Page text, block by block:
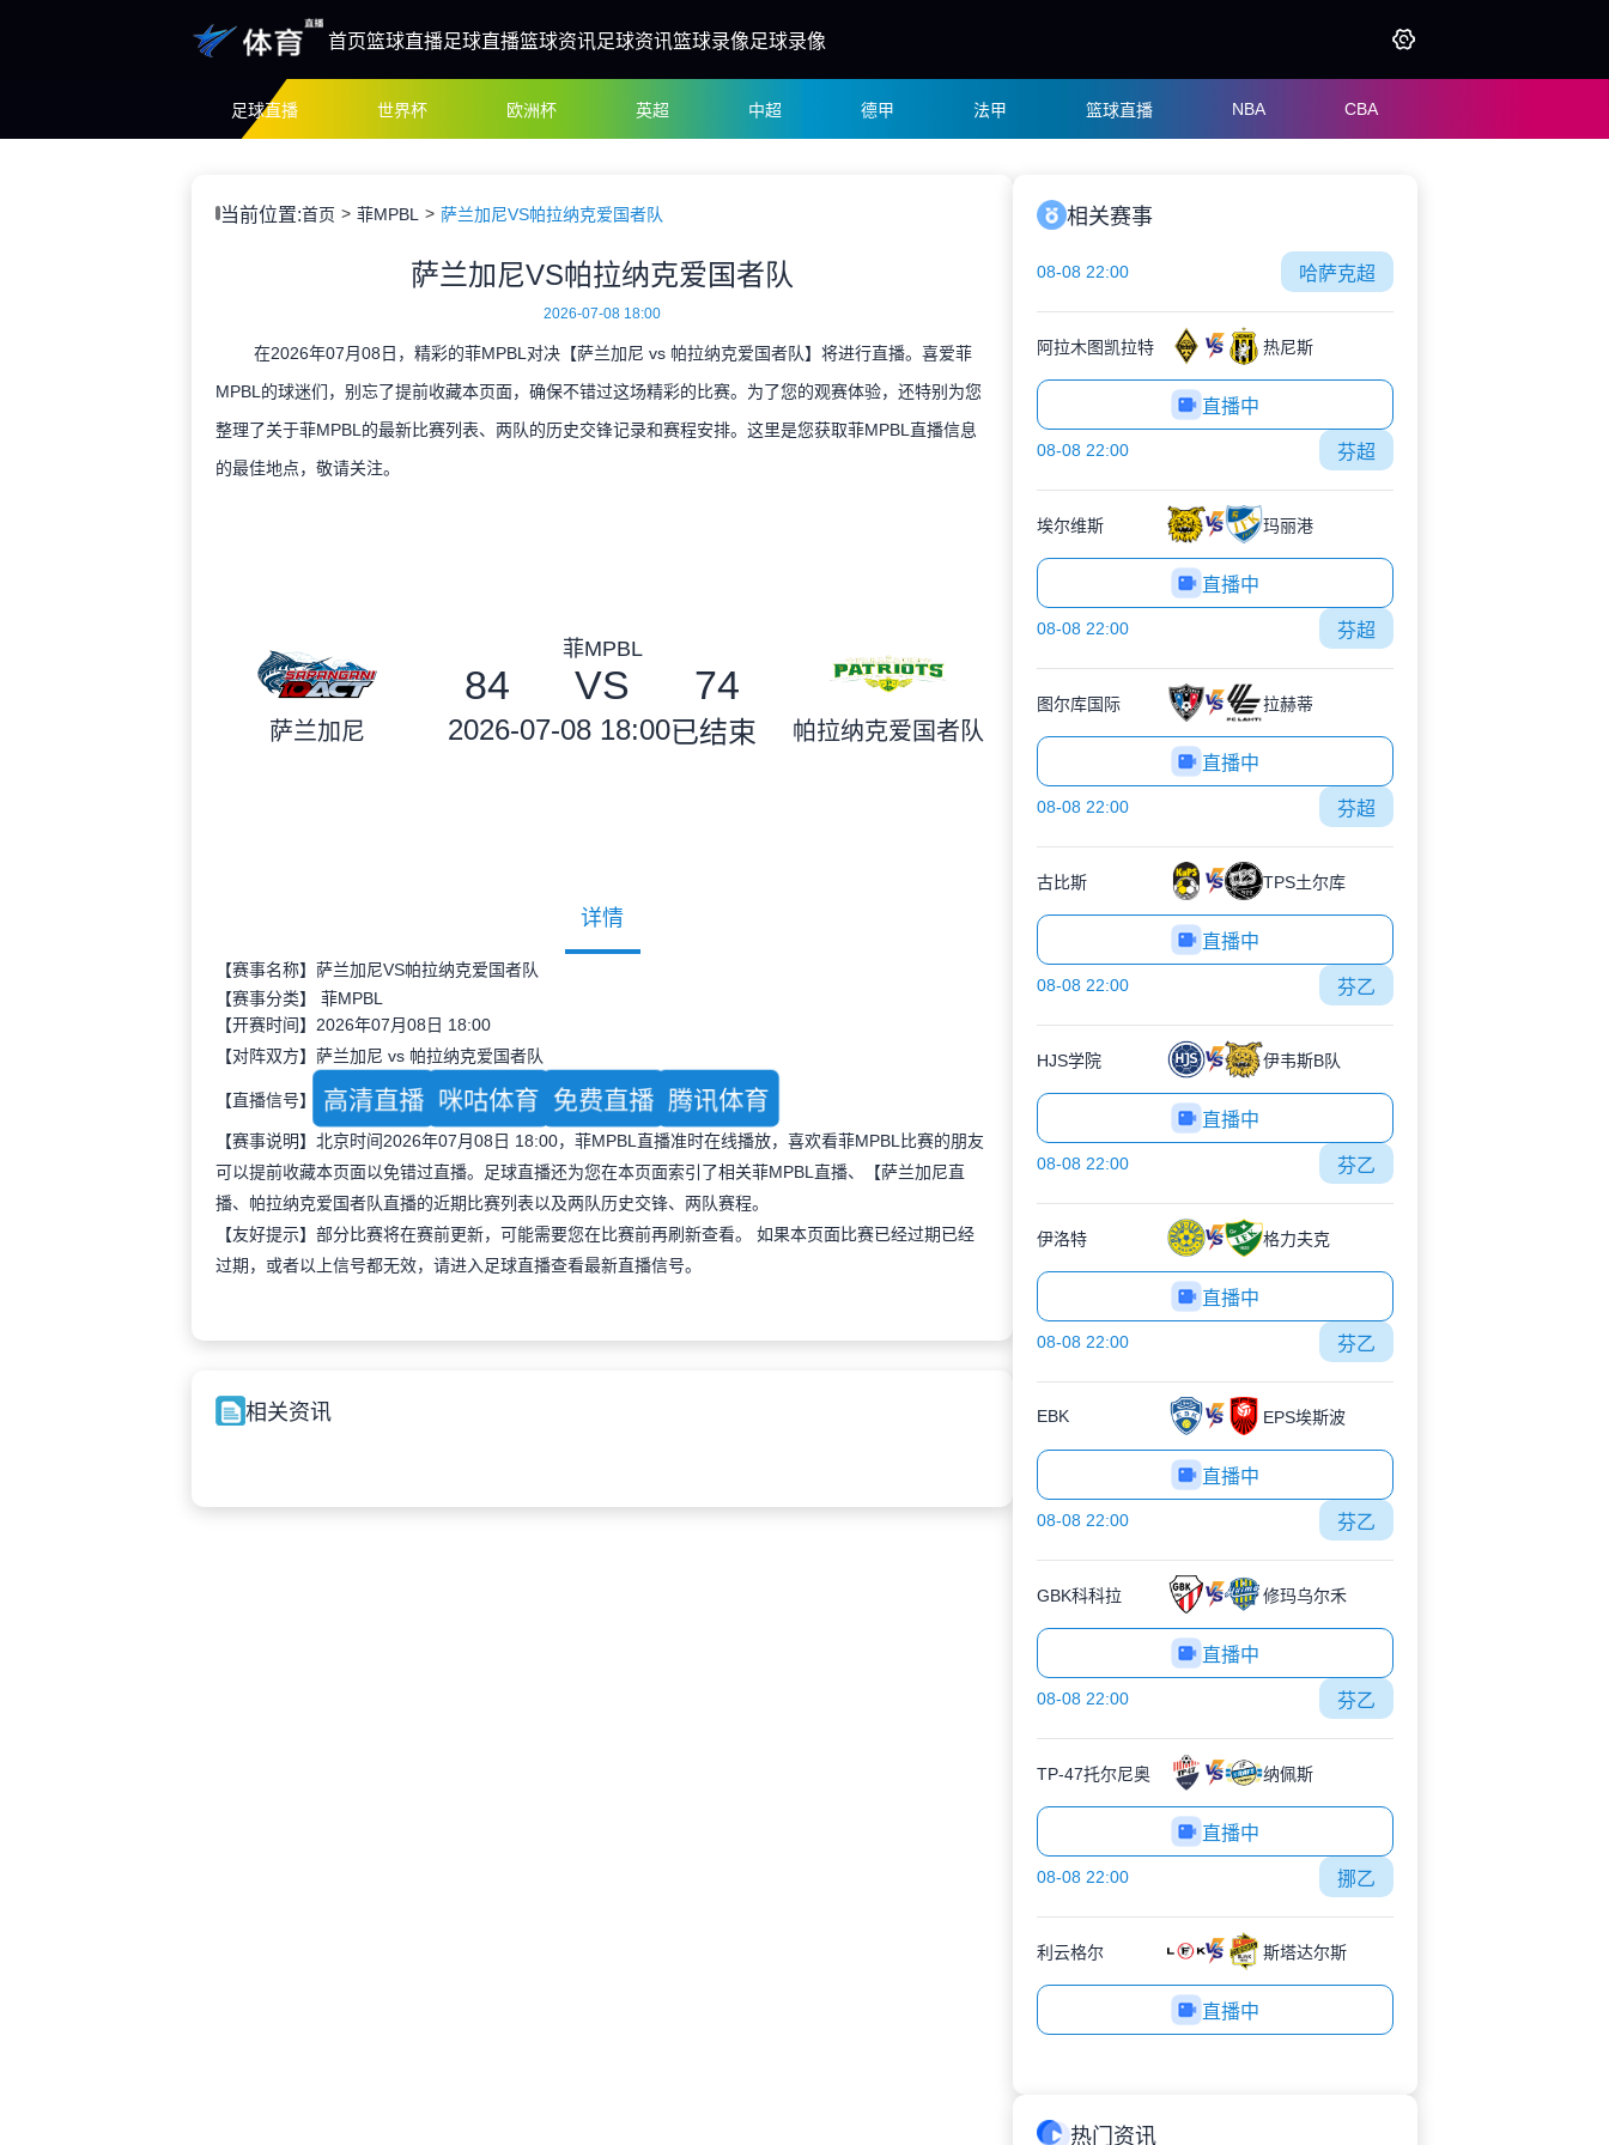
首页篮球直播足球直播篮球资讯足球资讯篮球录像足球录像
足球直播 世界杯 欧洲杯 英超 中超 德甲 法甲 篮球直播 NBA CBA
当前位置:首页 菲MPBL 萨兰加尼VS帕拉纳克爱国者队
萨兰加尼VS帕拉纳克爱国者队
2026-07-08 18:00
在2026年07月08日，精彩的菲MPBL对决【萨兰加尼 vs 帕拉纳克爱国者队】将进行直播。喜爱菲
MPBL的球迷们，别忘了提前收藏本页面，确保不错过这场精彩的比赛。为了您的观赛体验，还特别为您
整理了关于菲MPBL的最新比赛列表、两队的历史交锋记录和赛程安排。这里是您获取菲MPBL直播信息
的最佳地点，敬请关注。
萨兰加尼
菲MPBL
84 VS 74
2026-07-08 18:00已结束 帕拉纳克爱国者队
详情
【赛事名称】萨兰加尼VS帕拉纳克爱国者队
【赛事分类】 菲MPBL
【开赛时间】2026年07月08日 18:00
【对阵双方】萨兰加尼 vs 帕拉纳克爱国者队
【直播信号】 高清直播 咪咕体育 免费直播 腾讯体育
【赛事说明】北京时间2026年07月08日 18:00，菲MPBL直播准时在线播放，喜欢看菲MPBL比赛的朋友
可以提前收藏本页面以免错过直播。足球直播还为您在本页面索引了相关菲MPBL直播、【萨兰加尼直
播、帕拉纳克爱国者队直播的近期比赛列表以及两队历史交锋、两队赛程。
【友好提示】部分比赛将在赛前更新，可能需要您在比赛前再刷新查看。 如果本页面比赛已经过期已经
过期，或者以上信号都无效，请进入足球直播查看最新直播信号。
相关资讯
相关赛事
08-08 22:00 哈萨克超
阿拉木图凯拉特 热尼斯
直播中
08-08 22:00 芬超
埃尔维斯 玛丽港
直播中
08-08 22:00 芬超
图尔库国际 拉赫蒂
直播中
08-08 22:00 芬超
古比斯 TPS土尔库
直播中
08-08 22:00 芬乙
HJS学院 伊韦斯B队
直播中
08-08 22:00 芬乙
伊洛特 格力夫克
直播中
08-08 22:00 芬乙
EBK EPS埃斯波
直播中
08-08 22:00 芬乙
GBK科科拉 修玛乌尔禾
直播中
08-08 22:00 芬乙
TP-47托尔尼奥 纳佩斯
直播中
08-08 22:00 挪乙
利云格尔 斯塔达尔斯
直播中
热门资讯